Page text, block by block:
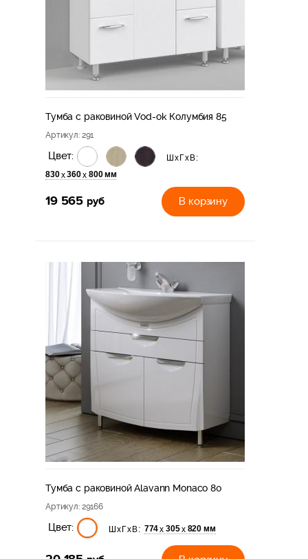
Тумба с раковиной Vod-ok Колумбия 85
Артикул: 291
Цвет:
ШхГхВ:
830х 360х 800 мм
19 565 руб В корзину
Тумба с раковиной Alavann Monaco 80
Артикул: 29166
Цвет: ШхГхВ: 774х 305х 820 мм